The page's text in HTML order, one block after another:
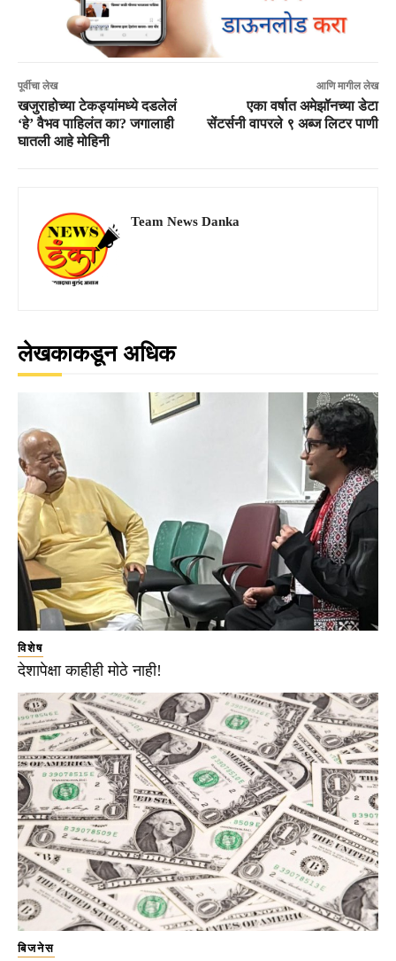
पूर्वीचा लेख
खजुराहोच्या टेकड्यांमध्ये दडलेलं
‘हे’ वैभव पाहिलंत का? जगालाही
घातली आहे मोहिनी
आणि मागील लेख
एका वर्षात अमेझॉनच्या डेटा
सेंटर्सनी वापरले ९ अब्ज लिटर पाणी
Team News Danka
लेखकाकडून अधिक
विशेष
देशापेक्षा काहीही मोठे नाही!
बिजनेस